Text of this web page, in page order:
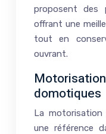
proposent des
offrant une
tout en
ouvrant.
domotiques
La motorisation
une référence